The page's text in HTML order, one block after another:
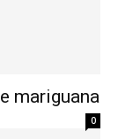
mariguana
0